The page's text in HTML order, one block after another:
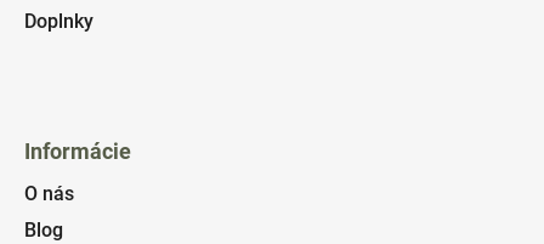
Doplnky
Informácie
O nás
Blog